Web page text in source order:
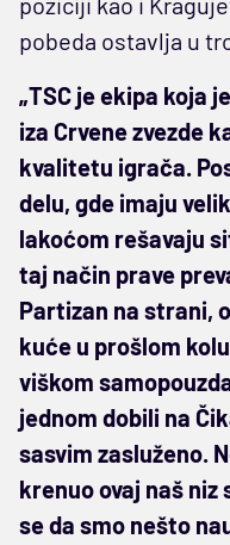
pobeda ostavlja u
„TSC je ekipa koja
iza Crvene zvezde
kvalitetu igrača.
delu, gde imaju
lakoćom rešavaju
taj način prave
Partizan na strani,
kuće u prošlom
viškom
jednom dobili na
sasvim zasluženo.
krenuo ovaj naš
se da smo nešto